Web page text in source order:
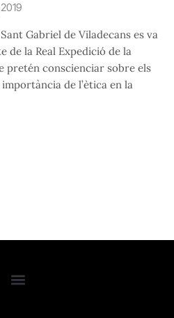
Gabriel de Viladecans es va
de la Real Expedició de la
pretén conscienciar sobre els
de l’ètica en la